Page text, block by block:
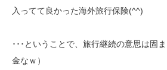
入ってて良かった海外旅行保険(^^)
･･･ということで、旅行継続の意思は固
金なｗ）